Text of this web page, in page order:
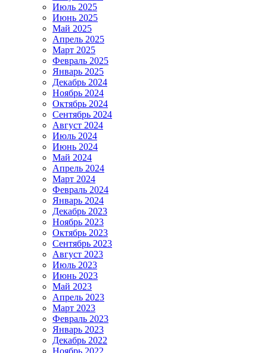
Июль 2025
Июнь 2025
Май 2025
Апрель 2025
Март 2025
Февраль 2025
Январь 2025
Декабрь 2024
Ноябрь 2024
Октябрь 2024
Сентябрь 2024
Август 2024
Июль 2024
Июнь 2024
Май 2024
Апрель 2024
Март 2024
Февраль 2024
Январь 2024
Декабрь 2023
Ноябрь 2023
Октябрь 2023
Сентябрь 2023
Август 2023
Июль 2023
Июнь 2023
Май 2023
Апрель 2023
Март 2023
Февраль 2023
Январь 2023
Декабрь 2022
Ноябрь 2022